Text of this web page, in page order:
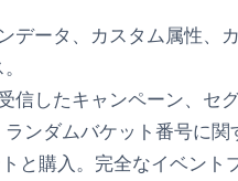
データ、カスタム属性、
信したキャンペーン、セ
ンダムバケット番号に関
と購入。完全なイベント